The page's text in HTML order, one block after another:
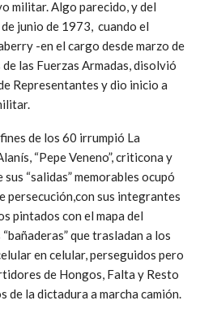
militar. Algo parecido, y del
junio de 1973, cuando el
-en el cargo desde marzo de
las Fuerzas Armadas, disolvió
Representantes y dio inicio a
de los 60 irrumpió La
“Pepe Veneno”, criticona y
“salidas” memorables ocupó
persecución,con sus integrantes
pintados con el mapa del
que trasladan a los
en celular, perseguidos pero
de Hongos, Falta y Resto
la dictadura a marcha camión.